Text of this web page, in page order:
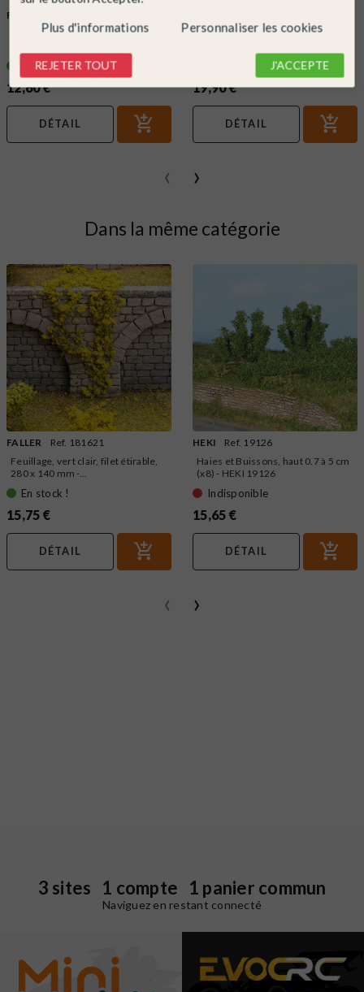
FALLER
Colle pour flocage-HO-1/87-
Dernier article
12,60 €
DÉTAIL
Colle expert à pulvériser élastique
19,90 €
DÉTAIL
‹ ›
Dans la même catégorie
FALLER
Ref. 181621
Feuillage, vert clair, filet étirable,
280 x 140 mm -...
En stock !
15,75 €
DÉTAIL
HEKI
Ref. 19126
Haies et Buissons, haut 0.7 à 5 cm
(x8) - HEKI 19126
Indisponible
15,65 €
DÉTAIL
‹ ›
3 sites 1 compte 1 panier commun
Naviguez en restant connecté
Plus d'informations Personnaliser les cookies
REJETER TOUT J'ACCEPTE